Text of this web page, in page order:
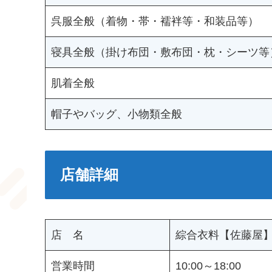
に
！
と
見
か
！
意
し
て
お
り
ま
す
。
。
を
り
え
お
り
す
着
で
呉服全般（着物・帯・襦袢等・和装品等）
寝具全般（掛け布団・敷布団・枕・シーツ等
肌着全般
帽子やバッグ、小物類全般
店舗詳細
店 名 綜合衣料【佐藤屋
営業時間 10:00～18:00